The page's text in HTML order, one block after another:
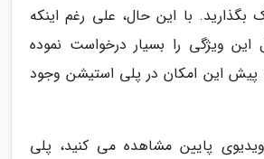
بگذارید. با این حال، علی رغم اینکه
این ویژگی را بسیار درخواست نموده
پیش این امکان در پلی استیشن وجود
پایین مشاهده می کنید، پلی